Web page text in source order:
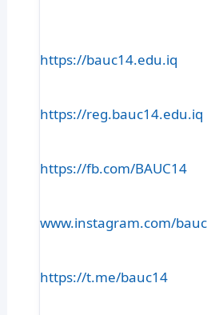
https://bauc14.edu.iq
https://reg.bauc14.edu.iq
https://fb.com/BAUC14
www.instagram.com/
https://t.me/bauc14